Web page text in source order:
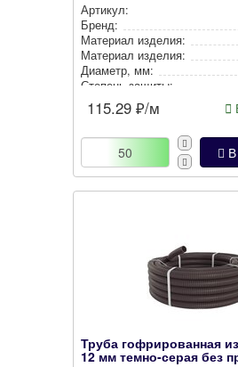
Артикул:
Бренд:
Материал изделия:
Материал изделия:
Диаметр, мм:
Степень защиты:
Наличие протяжки:
Цвет:
115.29 ₽/м
Труба гофрированная
12 мм темно-серая без